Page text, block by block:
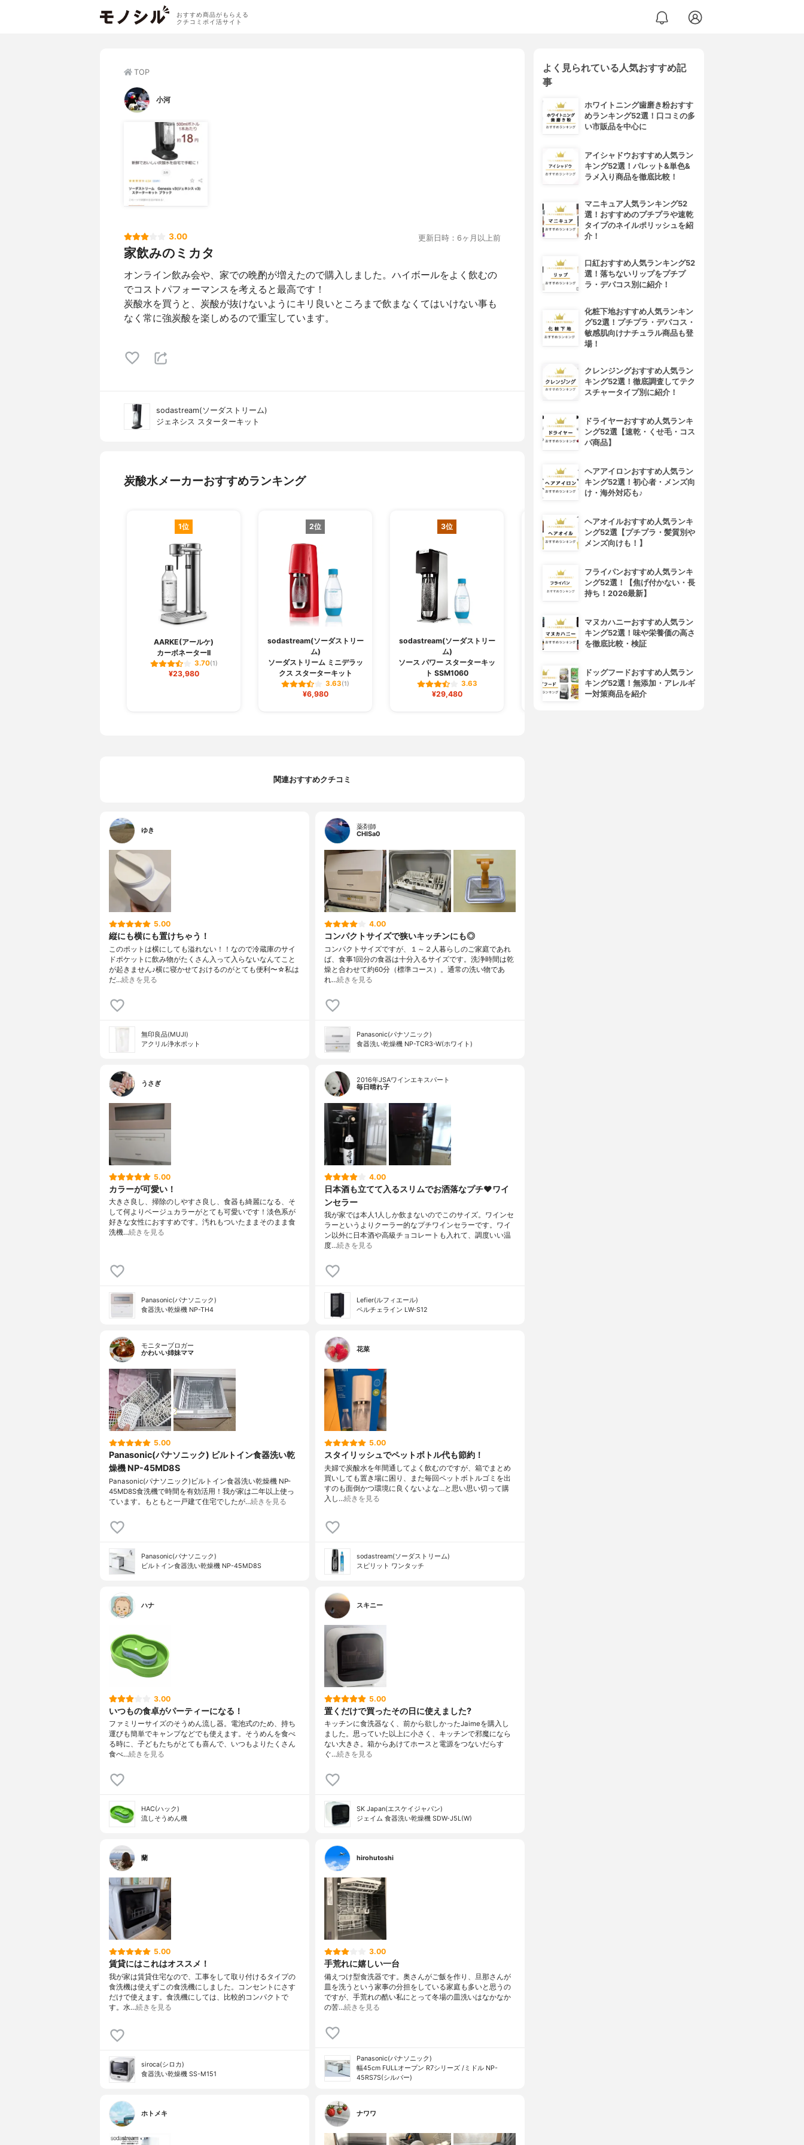
おすすめ商品がもらえる
クチコミポイ活サイト
TOP
小河
3.00 更新日時：6ヶ月以上前
家飲みのミカタ
オンライン飲み会や、家での晩酌が増えたので購入しました。ハイボールをよく飲むの
でコストパフォーマンスを考えると最高です！
炭酸水を買うと、炭酸が抜けないようにキリ良いところまで飲まなくてはいけない事も
なく常に強炭酸を楽しめるので重宝しています。
sodastream(ソーダストリーム)
ジェネシス スターターキット
炭酸水メーカーおすすめランキング
1位
AARKE(アールケ)
カーボネーターII
3.70(1)
¥23,980
2位
sodastream(ソーダストリー
ム)
ソーダストリーム ミニデラッ
クス スターターキット
3.63(1)
¥6,980
3位
sodastream(ソーダストリー
ム)
ソース パワー スターターキッ
ト SSM1060
3.63
¥29,480
4位
sodastream(ソーダストリー
ム)
3.62(8)
¥11,000 ¥20,900
関連おすすめクチコミ
ゆき
5.00
縦にも横にも置けちゃう！
このポットは横にしても溢れない！！なので冷蔵庫のサイ
ドポケットに飲み物がたくさん入って入らないなんてこと
が起きません♪横に寝かせておけるのがとても便利〜☆私は
だ…続きを見る
無印良品(MUJI)
アクリル浄水ポット
薬剤師
CHISa0
4.00
コンパクトサイズで狭いキッチンにも◎
コンパクトサイズですが、１～２人暮らしのご家庭であれ
ば、食事1回分の食器は十分入るサイズです。洗浄時間は乾
燥と合わせて約60分（標準コース）。通常の洗い物であ
れ…続きを見る
Panasonic(パナソニック)
食器洗い乾燥機 NP-TCR3-W(ホワイト)
うさぎ
5.00
カラーが可愛い！
大きさ良し、掃除のしやすさ良し、食器も綺麗になる、そ
して何よりベージュカラーがとても可愛いです！淡色系が
好きな女性におすすめです。汚れもついたままそのまま食
洗機…続きを見る
Panasonic(パナソニック)
食器洗い乾燥機 NP-TH4
2016年JSAワインエキスパート
毎日晴れ子
4.00
日本酒も立てて入るスリムでお洒落なプチ♥ワイ
ンセラー
我が家では本人1人しか飲まないのでこのサイズ。ワインセ
ラーというよりクーラー的なプチワインセラーです。ワイ
ン以外に日本酒や高級チョコレートも入れて、調度いい温
度…続きを見る
Lefier(ルフィエール)
ペルチェライン LW-S12
モニターブロガー
かわいい姉妹ママ
5.00
Panasonic(パナソニック) ビルトイン食器洗い乾
燥機 NP-45MD8S
Panasonic(パナソニック)ビルトイン食器洗い乾燥機 NP-
45MD8S食洗機で時間を有効活用！我が家は二年以上使っ
ています。もともと一戸建て住宅でしたが…続きを見る
Panasonic(パナソニック)
ビルトイン食器洗い乾燥機 NP-45MD8S
花菜
5.00
スタイリッシュでペットボトル代も節約！
夫婦で炭酸水を年間通してよく飲むのですが、箱でまとめ
買いしても置き場に困り、また毎回ペットボトルゴミを出
すのも面倒かつ環境に良くないよな…と思い思い切って購
入し…続きを見る
sodastream(ソーダストリーム)
スピリット ワンタッチ
ハナ
3.00
いつもの食卓がパーティーになる！
ファミリーサイズのそうめん流し器。電池式のため、持ち
運びも簡単でキャンプなどでも使えます。そうめんを食べ
る時に、子どもたちがとても喜んで、いつもよりたくさん
食べ…続きを見る
HAC(ハック)
流しそうめん機
スキニー
5.00
置くだけで買ったその日に使えました?
キッチンに食洗器なく、前から欲しかったJaimeを購入し
ました。思っていた以上に小さく、キッチンで邪魔になら
ない大きさ。箱からあけてホースと電源をつないだらす
ぐ…続きを見る
SK Japan(エスケイジャパン)
ジェイム 食器洗い乾燥機 SDW-J5L(W)
蘭
5.00
賃貸にはこれはオススメ！
我が家は賃貸住宅なので、工事をして取り付けるタイプの
食洗機は使えずこの食洗機にしました。コンセントにさす
だけで使えます。食洗機にしては、比較的コンパクトで
す。水…続きを見る
siroca(シロカ)
食器洗い乾燥機 SS-M151
hirohutoshi
3.00
手荒れに嬉しい一台
備えつけ型食洗器です。奥さんがご飯を作り、旦那さんが
皿を洗うという家事の分担をしている家庭も多いと思うの
ですが、手荒れの酷い私にとって冬場の皿洗いはなかなか
の苦…続きを見る
Panasonic(パナソニック)
幅45cm FULLオープン R7シリーズ /ミドル NP-
45RS7S(シルバー)
ホトメキ ナワワ
よく見られている人気おすすめ記
事
ホワイトニング歯磨き粉おすす
めランキング52選！口コミの多
い市販品を中心に
アイシャドウおすすめ人気ラン
キング52選！パレット&単色&
ラメ入り商品を徹底比較！
マニキュア人気ランキング52
選！おすすめのプチプラや速乾
タイプのネイルポリッシュを紹
介！
口紅おすすめ人気ランキング52
選！落ちないリップをプチプ
ラ・デパコス別に紹介！
化粧下地おすすめ人気ランキン
グ52選！プチプラ・デパコス・
敏感肌向けナチュラル商品も登
場！
クレンジングおすすめ人気ラン
キング52選！徹底調査してテク
スチャータイプ別に紹介！
ドライヤーおすすめ人気ランキ
ング52選【速乾・くせ毛・コス
パ商品】
ヘアアイロンおすすめ人気ラン
キング52選！初心者・メンズ向
け・海外対応も♪
ヘアオイルおすすめ人気ランキ
ング52選【プチプラ・髪質別や
メンズ向けも！】
フライパンおすすめ人気ランキ
ング52選！【焦げ付かない・長
持ち！2026最新】
マヌカハニーおすすめ人気ラン
キング52選！味や栄養価の高さ
を徹底比較・検証
ドッグフードおすすめ人気ラン
キング52選！無添加・アレルギ
ー対策商品を紹介